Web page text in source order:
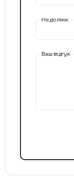
Недоліки:
Ваш відгук